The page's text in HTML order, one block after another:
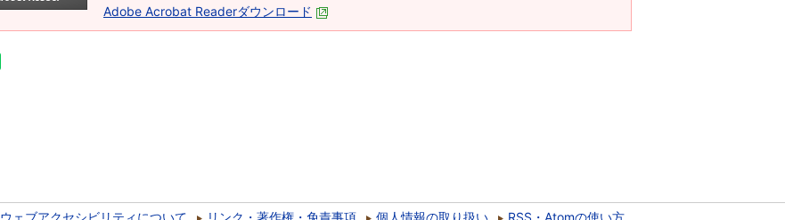
Adobe Acrobat Readerダウンロード
ウェブアクセシビリティについて リンク・著作権・免責事項 個人情報の取り扱い RSS・Atomの使い方